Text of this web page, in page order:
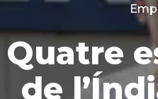
Quatre
de